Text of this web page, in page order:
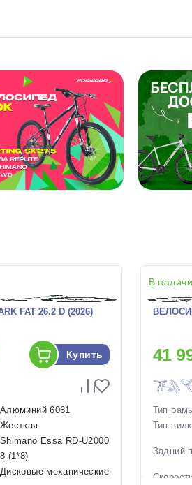
FAT 26.2 D (2026)
Купить
Алюминий 6061
Жесткая
Shimano Essa RD-U2000
8 (1*8)
Дисковые механические
В
41
Тип
Тип
Задний